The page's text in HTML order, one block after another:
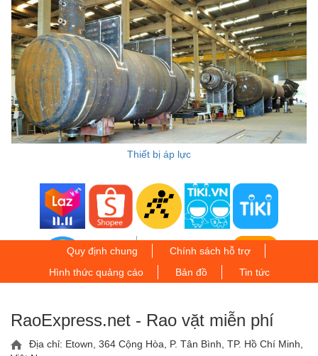
Thiết bị áp lực
Quy định chung
Chính sách hỗ trợ
Hình thức quảng cáo
Bản đồ Tin tức
RaoExpress.net - Rao vặt miễn phí
Địa chỉ: Etown, 364 Cộng Hòa, P. Tân Bình, TP. Hồ Chí Minh,